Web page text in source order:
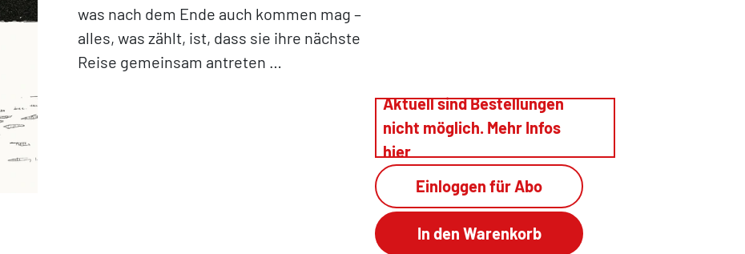
was nach dem Ende auch kommen mag –
alles, was zählt, ist, dass sie ihre nächste
Reise gemeinsam antreten …
Aktuell sind Bestellungen
nicht möglich. Mehr Infos
hier
Einloggen für Abo